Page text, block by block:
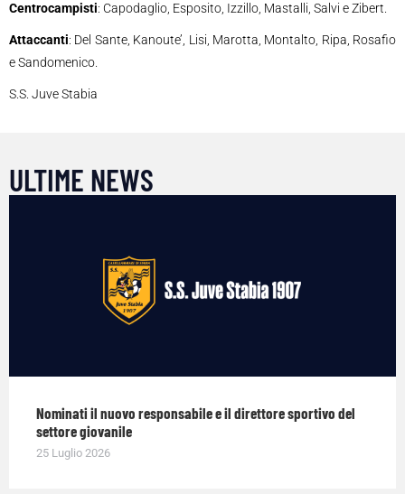
Centrocampisti: Capodaglio, Esposito, Izzillo, Mastalli, Salvi e Zibert.
Attaccanti: Del Sante, Kanoute’, Lisi, Marotta, Montalto, Ripa, Rosafio
e Sandomenico.
S.S. Juve Stabia
ULTIME NEWS
Nominati il nuovo responsabile e il direttore sportivo del
settore giovanile
25 Luglio 2026